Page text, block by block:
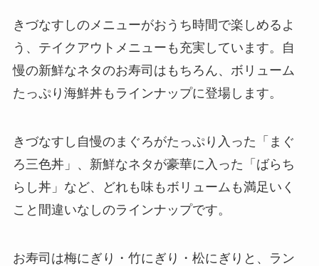
きづなすしのメニューがおうち時間で楽しめるよ
う、テイクアウトメニューも充実しています。自
慢の新鮮なネタのお寿司はもちろん、ボリューム
たっぷり海鮮丼もラインナップに登場します。
きづなすし自慢のまぐろがたっぷり入った「まぐ
ろ三色丼」、新鮮なネタが豪華に入った「ばらち
らし丼」など、どれも味もボリュームも満足いく
こと間違いなしのラインナップです。
お寿司は梅にぎり・竹にぎり・松にぎりと、ラン